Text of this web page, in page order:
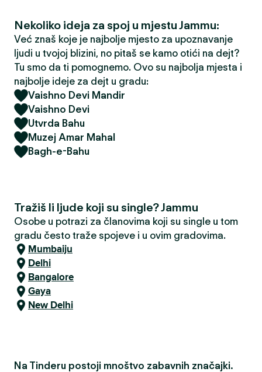
Nekoliko ideja za spoj u mjestu Jammu:
Već znaš koje je najbolje mjesto za upoznavanje
ljudi u tvojoj blizini, no pitaš se kamo otići na dejt?
Tu smo da ti pomognemo. Ovo su najbolja mjesta i
najbolje ideje za dejt u gradu:
Vaishno Devi Mandir
Vaishno Devi
Utvrda Bahu
Muzej Amar Mahal
Bagh-e-Bahu
Tražiš li ljude koji su single? Jammu
Osobe u potrazi za članovima koji su single u tom
gradu često traže spojeve i u ovim gradovima.
Mumbaiju
Delhi
Bangalore
Gaya
New Delhi
Na Tinderu postoji mnoštvo zabavnih značajki.